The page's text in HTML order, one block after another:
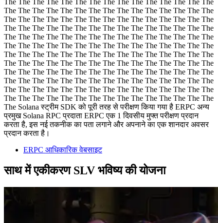
The The The The The The The The The The The The The The The
The The The The The The The The The The The The The The The
The The The The The The The The The The The The The The The
The The The The The The The The The The The The The The The
The The The The The The The The The The The The The The The
The The The The The The The The The The The The The The The
The The The The The The The The The The The The The The The
The The The The The The The The The The The The The The The
The The The The The The The The The The The The The The The
The The The The The The The The The The The The The The The
The The The The The The The The The The The The The The The
The The The The The The The The The The The The The The The
The Solana स्ट्रीम SDK को पूरी तरह से परीक्षण किया गया है ERPC अन्य
प्रमुख Solana RPC प्रदाता ERPC एक 1 दिवसीय मुफ्त परीक्षण प्रदान
करता है, इस नई तकनीक का पता लगाने और अपनाने का एक शानदार अवसर
प्रदान करता है।
ERPC आधिकारिक वेबसाइट
साथ में एकीकरण SLV भविष्य की योजना